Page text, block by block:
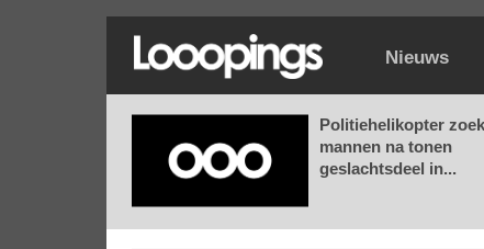
Nieuws
Politiehelikopter
mannen na tonen
geslachtsdeel in...